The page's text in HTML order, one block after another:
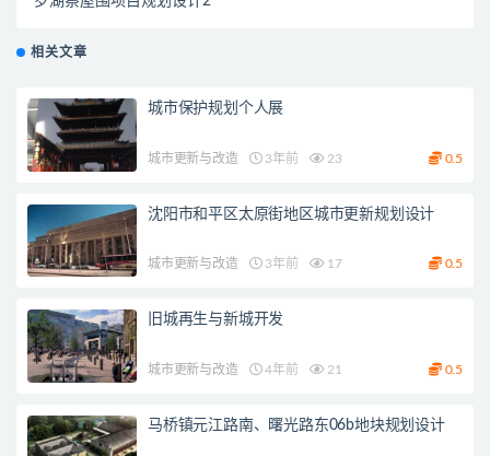
相关文章
城市保护规划个人展
城市更新与改造 3年前 23 0.5
沈阳市和平区太原街地区城市更新规划设计
城市更新与改造 3年前 17 0.5
旧城再生与新城开发
城市更新与改造 4年前 21 0.5
马桥镇元江路南、曙光路东06b地块规划设计